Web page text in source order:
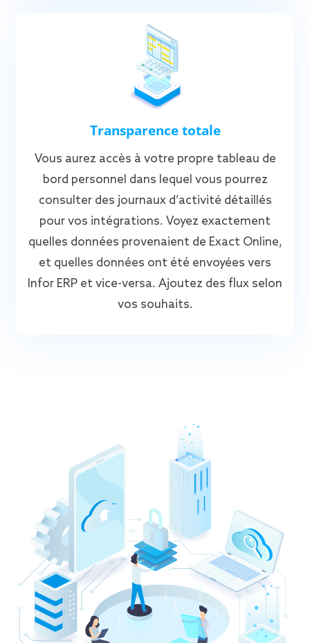
Transparence totale
Vous aurez accès à votre propre tableau de
bord personnel dans lequel vous pourrez
consulter des journaux d’activité détaillés
pour vos intégrations. Voyez exactement
quelles données provenaient de Exact Online,
et quelles données ont été envoyées vers
Infor ERP et vice-versa. Ajoutez des flux selon
vos souhaits.